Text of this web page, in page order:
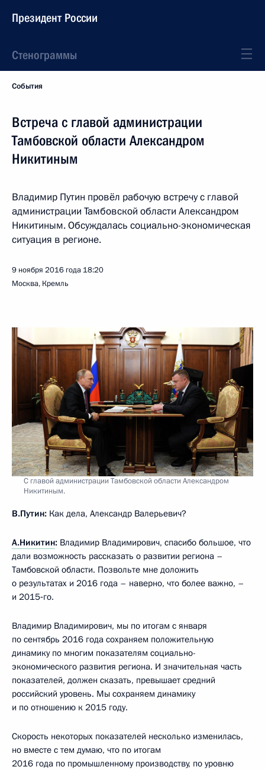
Президент России
Стенограммы
События
Встреча с главой администрации
Тамбовской области Александром
Никитиным
Владимир Путин провёл рабочую встречу с главой
администрации Тамбовской области Александром
Никитиным. Обсуждалась социально-экономическая
ситуация в регионе.
9 ноября 2016 года 18:20
Москва, Кремль
С главой администрации Тамбовской области Александром
Никитиным.
В.Путин: Как дела, Александр Валерьевич?
А.Никитин: Владимир Владимирович, спасибо большое, что
дали возможность рассказать о развитии региона –
Тамбовской области. Позвольте мне доложить
о результатах и 2016 года – наверно, что более важно, –
и 2015‑го.
Владимир Владимирович, мы по итогам с января
по сентябрь 2016 года сохраняем положительную
динамику по многим показателям социально-
экономического развития региона. И значительная часть
показателей, должен сказать, превышает средний
российский уровень. Мы сохраняем динамику
и по отношению к 2015 году.
Скорость некоторых показателей несколько изменилась,
но вместе с тем думаю, что по итогам
2016 года по промышленному производству, по уровню